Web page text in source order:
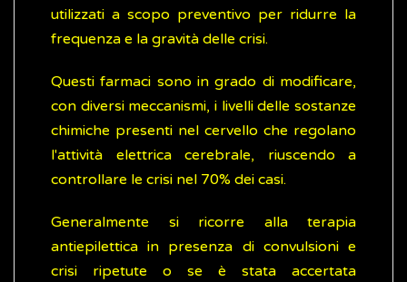
utilizzati a scopo preventivo per ridurre la
frequenza e la gravità delle crisi.
Questi farmaci sono in grado di modificare,
con diversi meccanismi, i livelli delle sostanze
chimiche presenti nel cervello che regolano
l'attività elettrica cerebrale, riuscendo a
controllare le crisi nel 70% dei casi.
Generalmente si ricorre alla terapia
antiepilettica in presenza di convulsioni e
crisi ripetute o se è stata accertata